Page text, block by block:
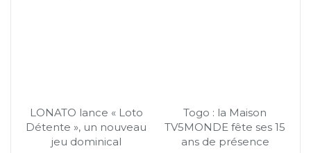
LONATO lance « Loto
Détente », un nouveau
jeu dominical
Togo : la Maison
TV5MONDE fête ses 15
ans de présence